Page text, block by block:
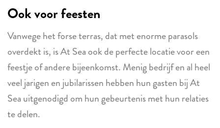
Ook voor feesten
Vanwege het forse terras, dat met enorme parasols
overdekt is, is At Sea ook de perfecte locatie voor een
feestje of andere bijeenkomst. Menig bedrijf en al heel
veel jarigen en jubilarissen hebben hun gasten bij At
Sea uitgenodigd om hun gebeurtenis met hun relaties
te delen.